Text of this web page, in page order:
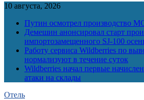
10 августа, 2026
Путин осмотрел производство
Демешин анонсировал старт
импортозамещенного SJ-100
Работу сервиса Wildberries по
нормализуют в течение суток
Wildberries начал первые
атаки на склады
Отель